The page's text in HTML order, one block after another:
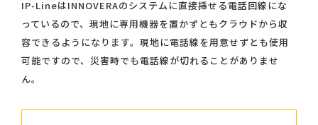
IP-LineはINNOVERAのシステムに直接挿せる電話回線にな
っているので、現地に専用機器を置かずともクラウドから収
容できるようになります。現地に電話線を用意せずとも使用
可能ですので、災害時でも電話線が切れることがありませ
ん。